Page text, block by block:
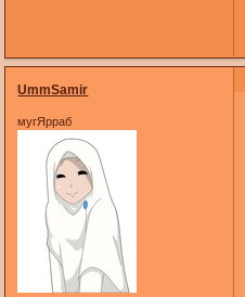
UmmSamir
мугЯрраб